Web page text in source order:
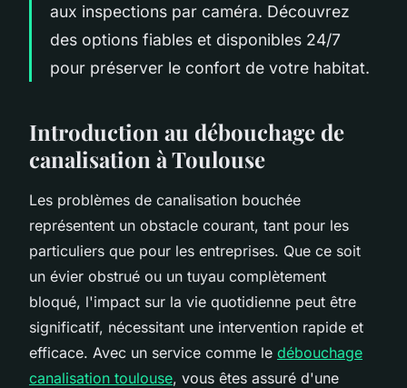
aux inspections par caméra. Découvrez
des options fiables et disponibles 24/7
pour préserver le confort de votre habitat.
Introduction au débouchage de
canalisation à Toulouse
Les problèmes de canalisation bouchée
représentent un obstacle courant, tant pour les
particuliers que pour les entreprises. Que ce soit
un évier obstrué ou un tuyau complètement
bloqué, l'impact sur la vie quotidienne peut être
significatif, nécessitant une intervention rapide et
efficace. Avec un service comme le débouchage
canalisation toulouse, vous êtes assuré d'une